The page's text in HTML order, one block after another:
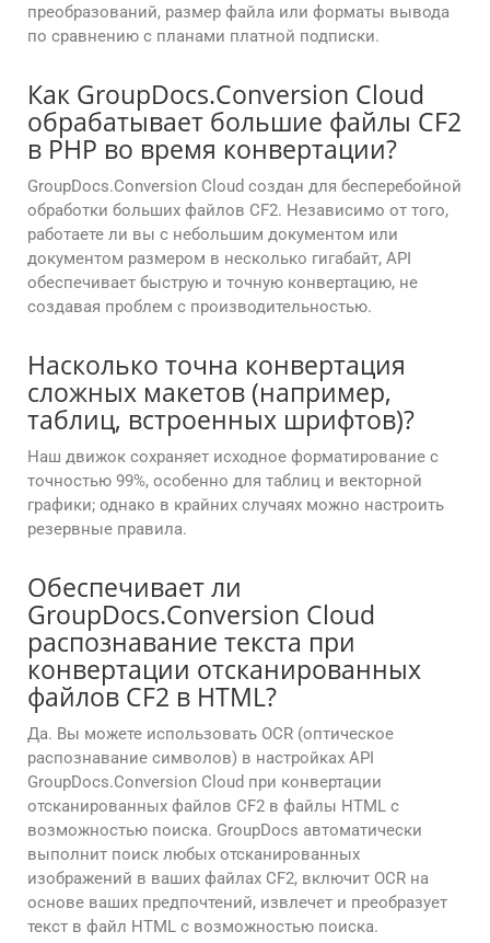
преобразований, размер файла или форматы вывода
по сравнению с планами платной подписки.
Как GroupDocs.Conversion Cloud
обрабатывает большие файлы CF2
в PHP во время конвертации?
GroupDocs.Conversion Cloud создан для бесперебойной
обработки больших файлов CF2. Независимо от того,
работаете ли вы с небольшим документом или
документом размером в несколько гигабайт, API
обеспечивает быструю и точную конвертацию, не
создавая проблем с производительностью.
Насколько точна конвертация
сложных макетов (например,
таблиц, встроенных шрифтов)?
Наш движок сохраняет исходное форматирование с
точностью 99%, особенно для таблиц и векторной
графики; однако в крайних случаях можно настроить
резервные правила.
Обеспечивает ли
GroupDocs.Conversion Cloud
распознавание текста при
конвертации отсканированных
файлов CF2 в HTML?
Да. Вы можете использовать OCR (оптическое
распознавание символов) в настройках API
GroupDocs.Conversion Cloud при конвертации
отсканированных файлов CF2 в файлы HTML с
возможностью поиска. GroupDocs автоматически
выполнит поиск любых отсканированных
изображений в ваших файлах CF2, включит OCR на
основе ваших предпочтений, извлечет и преобразует
текст в файл HTML с возможностью поиска.